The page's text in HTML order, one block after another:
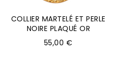
COLLIER MARTELÉ ET PERLE
NOIRE PLAQUÉ OR
55,00 €